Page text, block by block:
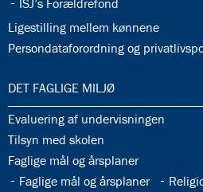
ISJ’s Forældrefond
32.36:
Ligestilling mellem kønnene
32.37:
Persondataforordning og
33.0:
DET FAGLIGE MILJØ
33.1:
Evaluering af undervisningen
33.2:
Tilsyn med skolen
33.3:
Faglige mål og årsplaner
33.4:
Faglige mål og årsplaner 33.5: